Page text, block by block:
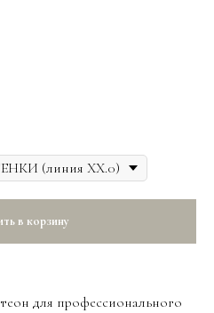
(линия ХХ.0)
в корзину
для профессионального